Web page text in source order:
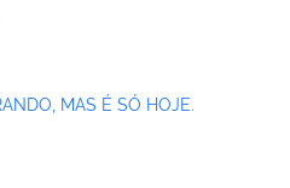
MAS É SÓ HOJE.